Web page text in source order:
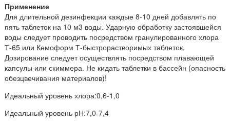
Применение
Для длительной дезинфекции каждые 8-10 дней добавлять по
пять таблеток на 10 м3 воды. Ударную обработку застоявшейся
воды следует проводить посредством гранулированного хлора
Т-65 или Кемоформ Т-быстрорастворимых таблеток.
Дозирование следует осуществлять посредством плавающей
капсулы или скиммера. Не кидать таблетки в бассейн (опасность
обезцвечивания материалов)!
Идеальный уровень хлора:0,6-1,0
Идеальный уровень рН:7,0-7,4